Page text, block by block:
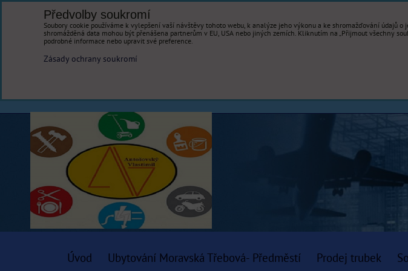
Úvod Ubytování Moravská Třebová- Předměstí Prodej trubek
Předvolby soukromí
Soubory cookie používáme k vylepšení vaší návštěvy tohoto webu, k analýze jeho výkonu a ke shromažďování údajů
shromážděná data mohou být přenášena partnerům v EU, USA nebo jiných zemích. Kliknutím na „Přijmout všechny
podrobné informace nebo upravit své preference.
Zásady ochrany soukromí